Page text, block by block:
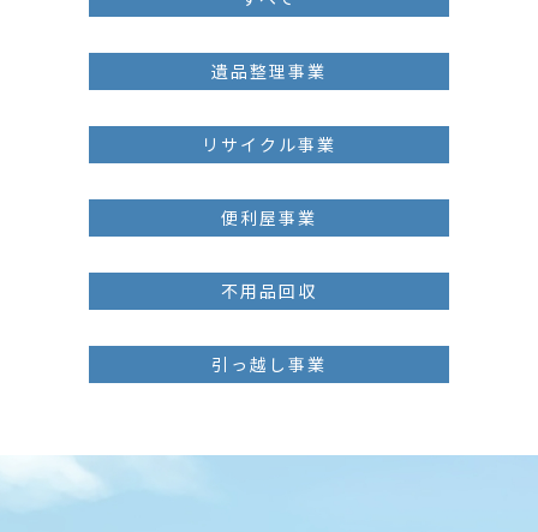
遺品整理事業
リサイクル事業
便利屋事業
不用品回収
引っ越し事業